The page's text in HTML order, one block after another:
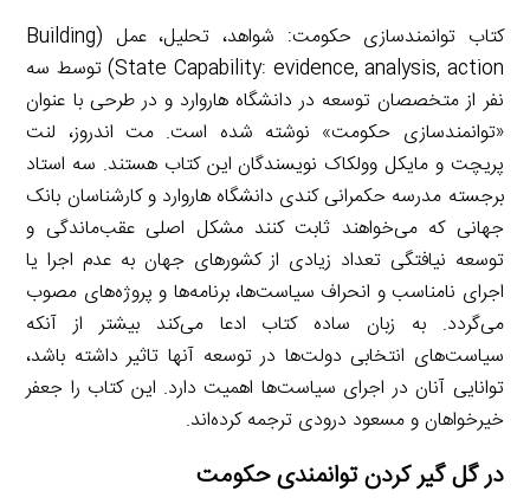
کتاب توانمندسازی حکومت: شواهد، تحلیل، عمل (Building
State Capability: evidence, analysis, action) توسط سه
نفر از متخصصان توسعه در دانشگاه هاروارد و در طرحی با عنوان
«توانمندسازی حکومت» نوشته شده است. مت اندروز، لنت
پریچت و مایکل وولکاک نویسندگان این کتاب هستند. سه استاد
برجسته مدرسه حکمرانی کندی دانشگاه هاروارد و کارشناسان بانک
جهانی که می‌خواهند ثابت کنند مشکل اصلی عقب‌ماندگی و
توسعه نیافتگی تعداد زیادی از کشورهای جهان به عدم اجرا یا
اجرای نامناسب و انحراف سیاست‌ها، برنامه‌ها و پروژه‌های مصوب
می‌گردد. به زبان ساده کتاب ادعا می‌کند بیشتر از آنکه
سیاست‌های انتخابی دولت‌ها در توسعه آنها تاثیر داشته باشد،
توانایی آنان در اجرای سیاست‌ها اهمیت دارد. این کتاب را جعفر
خیرخواهان و مسعود درودی ترجمه کرده‌اند.
در گل گیر کردن توانمندی حکومت